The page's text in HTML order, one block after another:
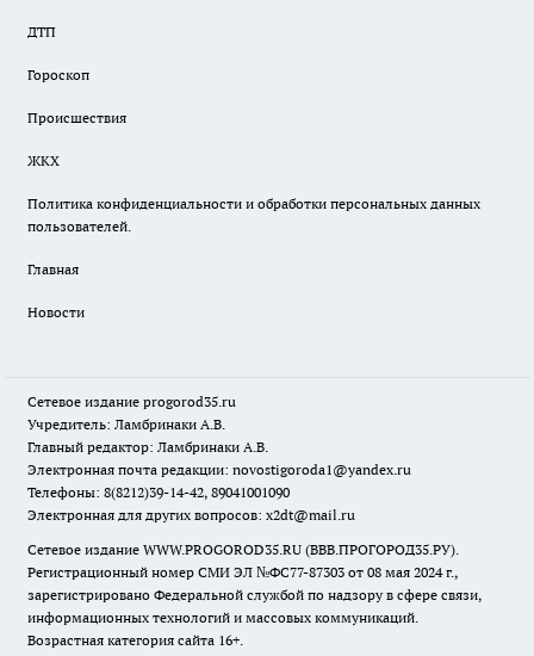
ДТП
Гороскоп
Происшествия
ЖКХ
Политика конфиденциальности и обработки персональных данных
пользователей.
Главная
Новости
Сетевое издание progorod35.ru
Учредитель: Ламбринаки А.В.
Главный редактор: Ламбринаки А.В.
Электронная почта редакции: novostigoroda1@yandex.ru
Телефоны: 8(8212)39-14-42, 89041001090
Электронная для других вопросов: x2dt@mail.ru
Сетевое издание WWW.PROGOROD35.RU (ВВВ.ПРОГОРОД35.РУ).
Регистрационный номер СМИ ЭЛ №ФС77-87303 от 08 мая 2024 г.,
зарегистрировано Федеральной службой по надзору в сфере связи,
информационных технологий и массовых коммуникаций.
Возрастная категория сайта 16+.